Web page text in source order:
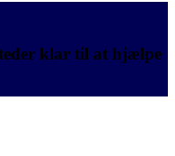
klar til at hjælpe